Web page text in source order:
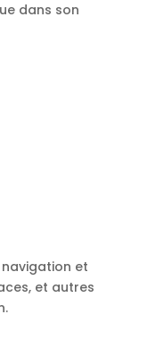
dans son
et
et autres